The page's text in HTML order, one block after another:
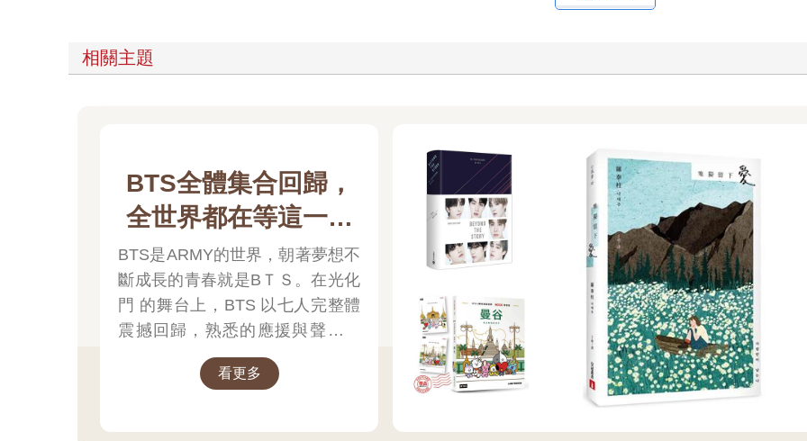
相關主題
BTS全體集合回歸，
全世界都在等這一刻
💜
BTS是ARMY的世界，朝著夢想不
斷成長的青春就是BＴＳ。在光化
門 的舞台上，BTS 以七人完整體
震撼回歸，熟悉的應援與聲音再
次點燃全場。這不只是一次演
出，而是一段橫跨十年的旅程，
你會發現——那些陪你走過的日
看更多